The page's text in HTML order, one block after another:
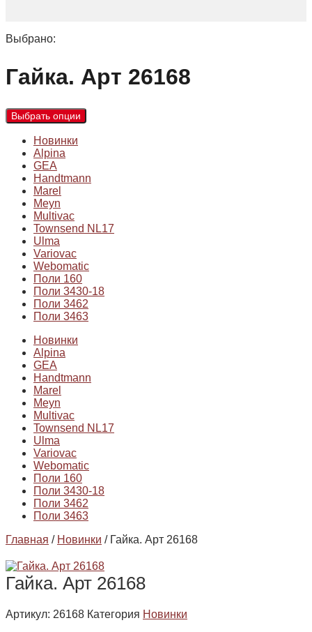
Выбрано:
Гайка. Арт 26168
Выбрать опции
Новинки
Alpina
GEA
Handtmann
Marel
Meyn
Multivac
Townsend NL17
Ulma
Variovac
Webomatic
Поли 160
Поли 3430-18
Поли 3462
Поли 3463
Новинки
Alpina
GEA
Handtmann
Marel
Meyn
Multivac
Townsend NL17
Ulma
Variovac
Webomatic
Поли 160
Поли 3430-18
Поли 3462
Поли 3463
Главная / Новинки / Гайка. Арт 26168
Гайка. Арт 26168
Артикул: 26168 Категория Новинки